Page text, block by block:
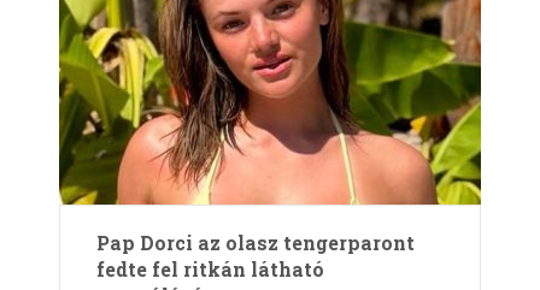
Pap Dorci az olasz tengerparont
fedte fel ritkán látható